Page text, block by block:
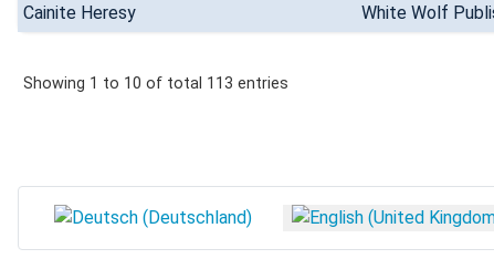
Cainite Heresy
White Wolf
Showing 1 to 10 of total 113 entries
Select your language